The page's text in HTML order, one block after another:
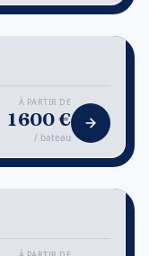
À PARTIR DE
1 600€
/ bateau